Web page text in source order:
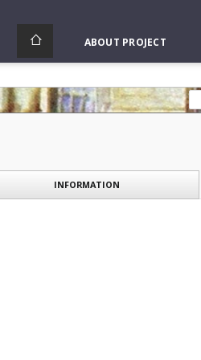
ABOUT PROJECT
INFORMATION